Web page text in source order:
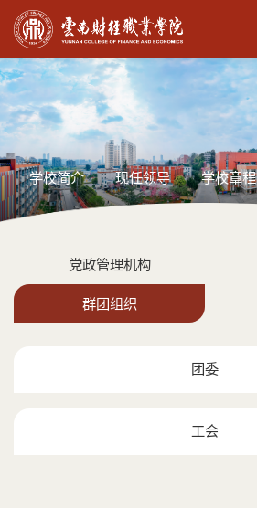
学校简介 现任领导 学校章程
党政管理机构
群团组织
团委
工会